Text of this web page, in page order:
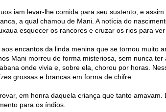
iam levar-lhe comida para seu sustento, e
a qual chamou de Mani. A notícia do
esquecer os rancores e cruzar os rios para ver
encantos da linda menina que se tornou muito
Mani morreu de forma misteriosa, sem nunca
onde vivia e, sobre ela, chorou por horas.
grossas e brancas em forma de chifre.
em honra daquela criança que tanto
para os índios.